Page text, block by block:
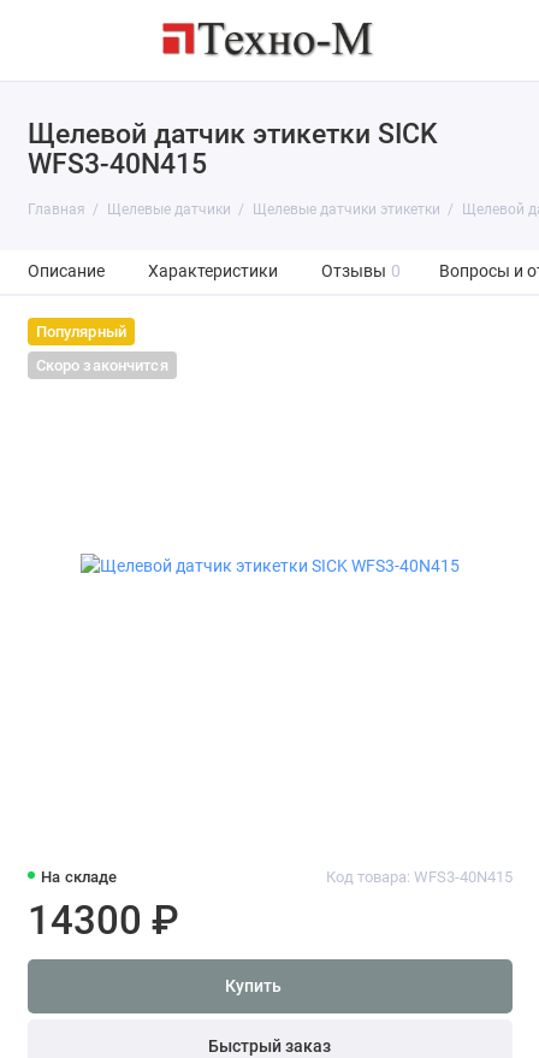
Щелевой датчик этикетки SICK
WFS3-40N415
Главная Щелевые датчики Щелевые датчики этикетки Щелевой
Описание Характеристики Отзывы 0 Вопросы и
Популярный
Скоро закончится
На складе Код товара: WFS3-40N415
14300 ₽
Купить
Быстрый заказ